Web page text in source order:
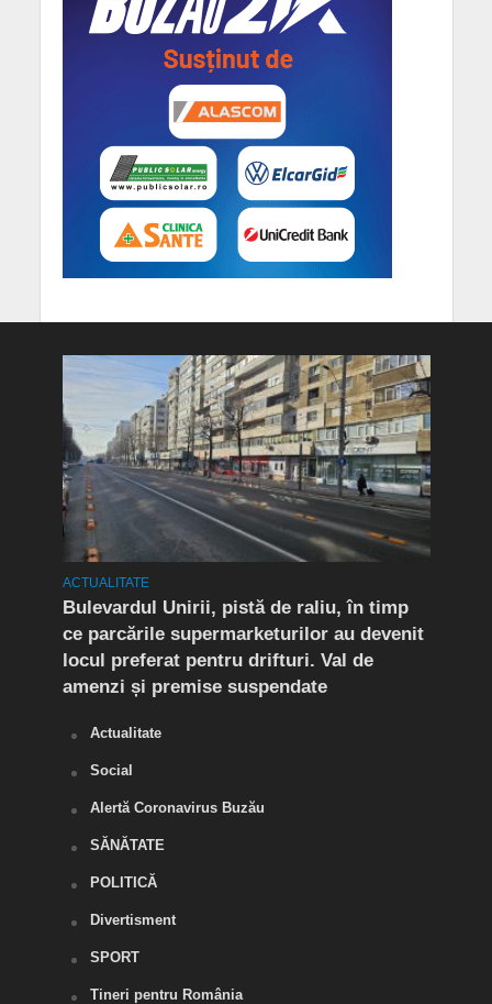
ACTUALITATE
Bulevardul Unirii, pistă de raliu, în timp
ce parcările supermarketurilor au devenit
locul preferat pentru drifturi. Val de
amenzi și premise suspendate
Actualitate
Social
Alertă Coronavirus Buzău
SĂNĂTATE
POLITICĂ
Divertisment
SPORT
Tineri pentru România